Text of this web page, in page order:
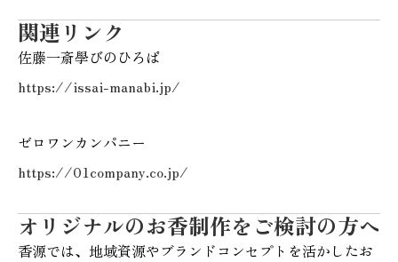
関連リンク
佐藤一斎學びのひろば
https://issai-manabi.jp/
ゼロワンカンパニー
https://01company.co.jp/
オリジナルのお香制作をご検討の方へ
香源では、地域資源やブランドコンセプトを活かしたお